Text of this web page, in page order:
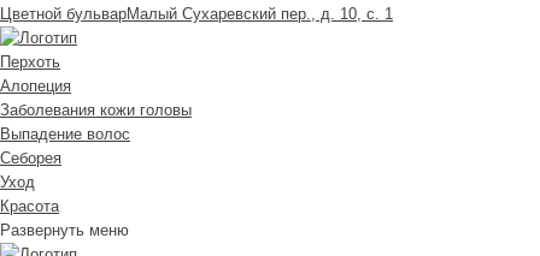
Цветной бульварМалый Сухаревский пер., д. 10, с. 1
Перхоть
Алопеция
Заболевания кожи головы
Выпадение волос
Cеборея
Уход
Красота
Развернуть меню